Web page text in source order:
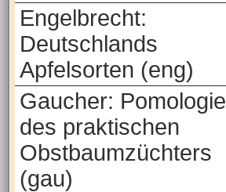
Engelbrecht:
Deutschlands
Apfelsorten (eng)
Gaucher: Pomologie
des praktischen
Obstbaumzüchters
(gau)